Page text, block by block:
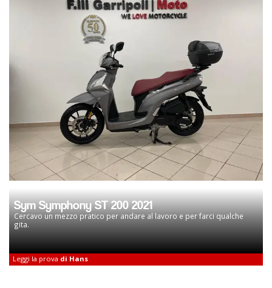
Sym Symphony ST 200 2021
Cercavo un mezzo pratico per andare al lavoro e per farci qualche
gita.
Leggi la prova di Hans